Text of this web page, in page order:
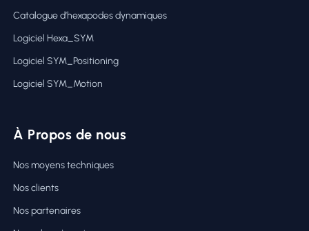
Catalogue d’hexapodes dynamiques
Logiciel Hexa_SYM
Logiciel SYM_Positioning
Logiciel SYM_Motion
À Propos de nous
Nos moyens techniques
Nos clients
Nos partenaires